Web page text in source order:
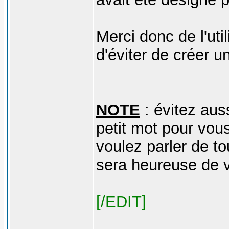
Merci donc de
d'éviter de créer
NOTE : évitez
petit mot pour
voulez parler de
sera heureuse de
[/EDIT]